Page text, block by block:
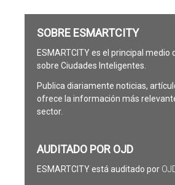
SOBRE ESMARTCITY
ESMARTCITY es el principal
sobre Ciudades Inteligentes.
Publica diariamente noticias,
ofrece la información más
sector.
AUDITADO POR OJD
ESMARTCITY está auditado por